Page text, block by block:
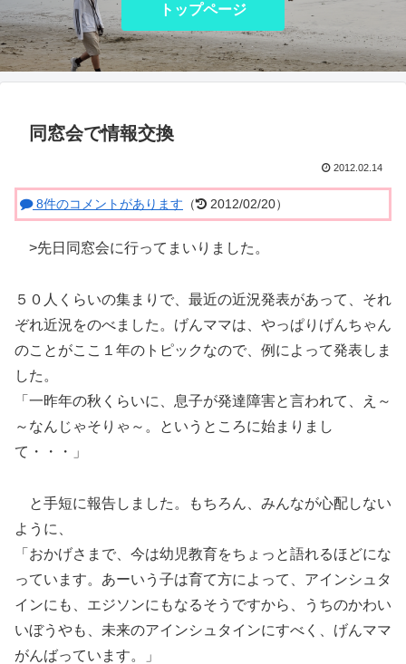
トップページ
同窓会で情報交換
2012.02.14
8件のコメントがあります （ 2012/02/20）
>先日同窓会に行ってまいりました。
５０人くらいの集まりで、最近の近況発表があって、それ
ぞれ近況をのべました。げんママは、やっぱりげんちゃん
のことがここ１年のトピックなので、例によって発表しま
した。
「一昨年の秋くらいに、息子が発達障害と言われて、え～
～なんじゃそりゃ～。というところに始まりまし
て・・・」
と手短に報告しました。もちろん、みんなが心配しない
ように、
「おかげさまで、今は幼児教育をちょっと語れるほどにな
っています。あーいう子は育て方によって、アインシュタ
インにも、エジソンにもなるそうですから、うちのかわい
いぼうやも、未来のアインシュタインにすべく、げんママ
がんばっています。」